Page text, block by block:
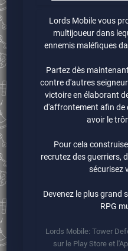
Lords Mobile vous
multijoueur dans
ennemis maléfiques
Partez dès
contre d'autres
victoire en élaborant
d'affrontement afin de
avoir le
Pour cela
recrutez des guerriers,
sécurisez
Devenez le plus grand
RPG
Lords Mobile: Tower
sur le Play Store et